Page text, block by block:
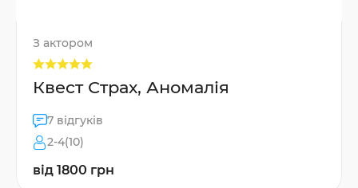
З актором
Квест Страх, Аномалія
7 відгуків
2-4(10)
від 1800 грн